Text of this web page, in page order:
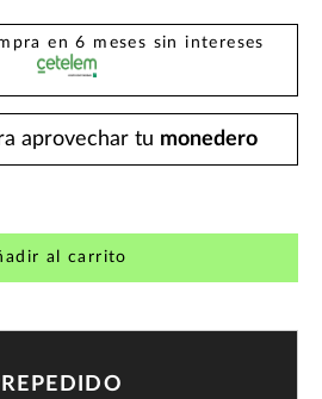
en 6 meses sin intereses
aprovechar tu monedero
al carrito